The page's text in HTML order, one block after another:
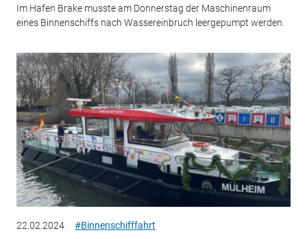
Im Hafen Brake musste am Donnerstag der Maschinenraum
eines Binnenschiffs nach Wassereinbruch leergepumpt werden.
22.02.2024 #Binnenschifffahrt